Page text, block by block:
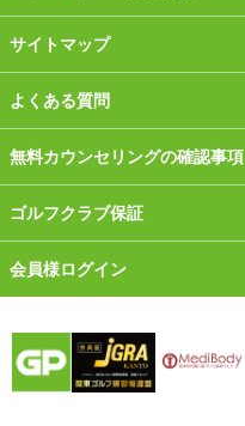
サイトマップ
よくある質問
無料カウンセリングの確認事項
ゴルフクラブ保証
会員様ログイン